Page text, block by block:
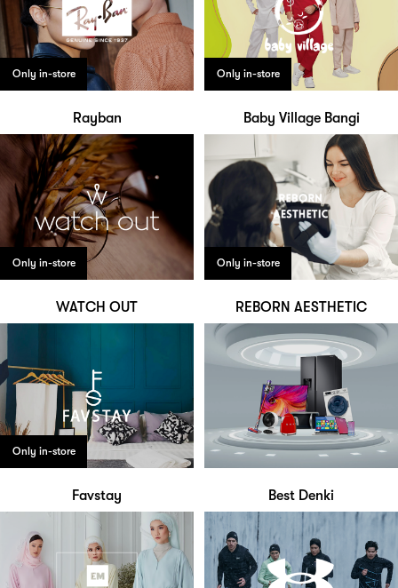
Only in-store
Rayban
Only in-store
Baby Village Bangi
Only in-store
WATCH OUT
Only in-store
REBORN AESTHETIC
Only in-store
Favstay Best Denki